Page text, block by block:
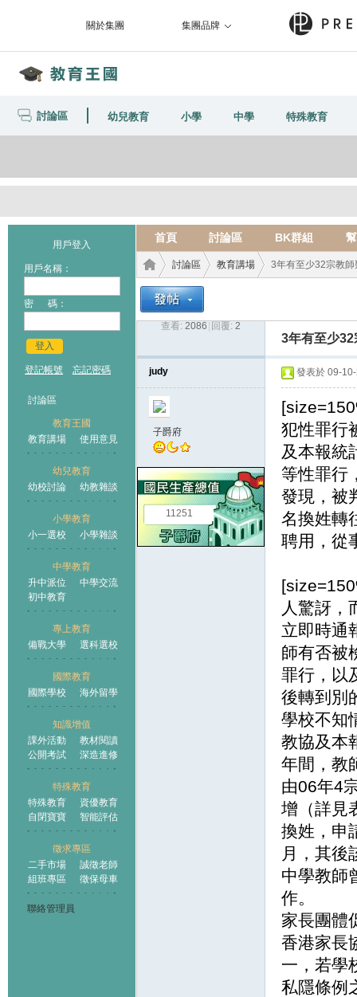
關於集團 集團品牌
討論區 幼兒教育 小學 中學 特殊教育
用戶登入
用戶名稱：
密 碼：
登入
登記帳號 忘記密碼
討論區
教育王國
教育講場
使用意見
幼兒教育
幼校討論
幼教雜談
小學教育
小一選校
小學雜談
中學教育
升中派位
中學交流
初中教育
專上教育
備戰大學
選科選校
國際教育
國際學校
海外留學
知識增值
課外活動
教材閱讀
公開考試
深造進修
特殊教育
特殊教育
資優教育
自閉寶寶
智能評估
徵求專區
二手市場
誠徵老師
組班專區
徵保母車
聯絡管理員
首頁 討論區 BK群組
王國
討論區
›
教育講場 3年有至少32宗教
查看: 2086 回覆: 2
3年有至少
judy
子爵府
11251
發表於 09-
犯性罪行
及本報統
等性罪行
發現，被
名換姓轉
聘用，從
人驚訝，
立即時通
師有否被
罪行，以
後轉到別
學校不知
教協及本
年間，教
由06年4
增（詳見
換姓，申
月，其後
中學教師
作。
家長團體
香港家長
一，若學
私隱條例